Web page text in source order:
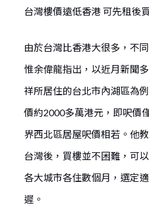
台灣樓價遠低香港 可先租後買
由於台灣比香港大很多，不
惟余偉龍指出，以近月新聞
祥所居住的台北市內湖區為
價約2000多萬港元，即呎價
界西北區居屋呎價相若。他
台灣後，買樓並不困難，可
各大城市各住數個月，選定
遲。